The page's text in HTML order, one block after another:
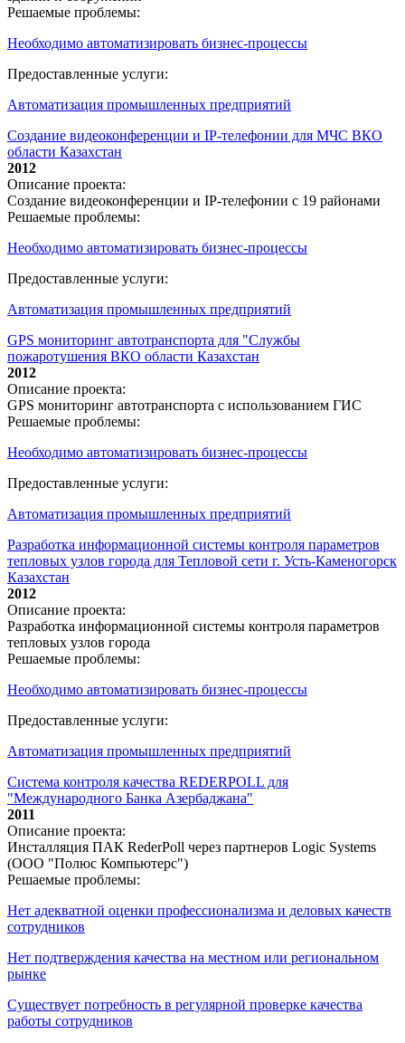
Решаемые проблемы:
Необходимо автоматизировать бизнес-процессы
Предоставленные услуги:
Автоматизация промышленных предприятий
Создание видеоконференции и IP-телефонии для МЧС ВКО
области Казахстан
2012
Описание проекта:
Создание видеоконференции и IP-телефонии с 19 районами
Решаемые проблемы:
Необходимо автоматизировать бизнес-процессы
Предоставленные услуги:
Автоматизация промышленных предприятий
GPS мониторинг автотранспорта для "Службы
пожаротушения ВКО области Казахстан
2012
Описание проекта:
GPS мониторинг автотранспорта с использованием ГИС
Решаемые проблемы:
Необходимо автоматизировать бизнес-процессы
Предоставленные услуги:
Автоматизация промышленных предприятий
Разработка информационной системы контроля параметров
тепловых узлов города для Тепловой сети г. Усть-Каменогорск
Казахстан
2012
Описание проекта:
Разработка информационной системы контроля параметров
тепловых узлов города
Решаемые проблемы:
Необходимо автоматизировать бизнес-процессы
Предоставленные услуги:
Автоматизация промышленных предприятий
Система контроля качества REDERPOLL для
"Международного Банка Азербаджана"
2011
Описание проекта:
Инсталляция ПАК RederPoll через партнеров Logic Systems
(ООО "Полюс Компьютерс")
Решаемые проблемы:
Нет адекватной оценки профессионализма и деловых качеств
сотрудников
Нет подтверждения качества на местном или региональном
рынке
Существует потребность в регулярной проверке качества
работы сотрудников